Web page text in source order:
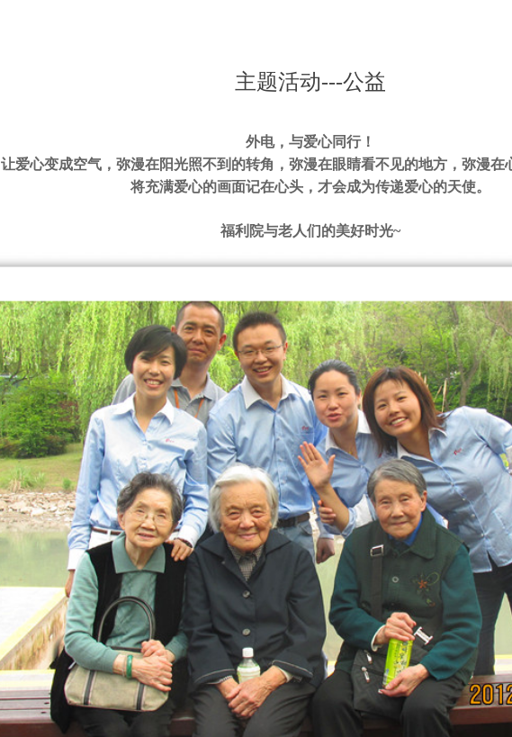
主题活动---公益
外电，与爱心同行！
让爱心变成空气，弥漫在阳光照不到的转角，弥漫在眼睛看不见的地方，弥漫在
将充满爱心的画面记在心头，才会成为传递爱心的天使。
福利院与老人们的美好时光~